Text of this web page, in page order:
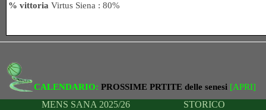
% vittoria Virtus Siena : 80%
CALENDARIO: PROSSIME PRTITE delle senesi [APRI]
MENS SANA 2025/26 STORICO